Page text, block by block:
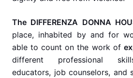
The DIFFERENZA DONNA
place, inhabited by and for
able to count on the work of
different professional
educators, job counselors, and